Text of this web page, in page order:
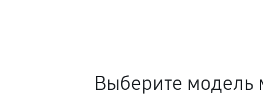
Выберите модель